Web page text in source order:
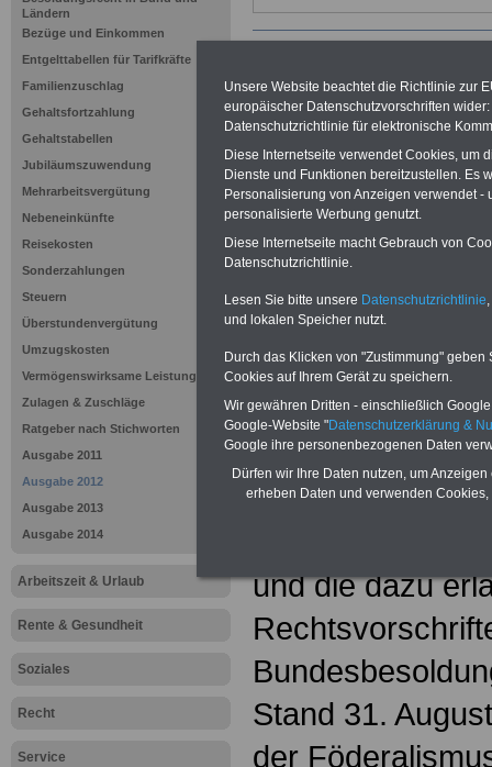
Ländern
Bezüge und Einkommen
Entgelttabellen für Tarifkräfte
Familienzuschlag
Gehaltsfortzahlung
Gehaltstabellen
Jubiläumszuwendung
Mehrarbeitsvergütung
Nebeneinkünfte
Reisekosten
Sonderzahlungen
Steuern
Überstundenvergütung
Umzugskosten
Vermögenswirksame Leistungen
Zulagen & Zuschläge
Ratgeber nach Stichworten
Ausgabe 2011
Ausgabe 2012
Ausgabe 2013
Ausgabe 2014
Arbeitszeit & Urlaub
Rente & Gesundheit
Soziales
Recht
Service
Die Besoldung
danach
Wesentliche
waren und sind
125 a
und die dazu
Stand 31.
der
Unsere Website beachtet die Richtlinie zur
europäischer Datenschutzvorschriften
Datenschutzrichtlinie für elektronische
Diese Internetseite verwendet Cookies, um
Dienste und Funktionen bereitzustellen. Es
Personalisierung von Anzeigen verwendet
personalisierte Werbung genutzt.
Diese Internetseite macht Gebrauch von
Datenschutzrichtlinie.
Lesen Sie bitte unsere Datenschutzrichtlinie
und lokalen Speicher nutzt.
Durch das Klicken von "Zustimmung"
Cookies auf Ihrem Gerät zu speichern.
Wir gewähren Dritten - einschließlich
Google-Website "Datenschutzerklärung &
Google ihre personenbezogenen Daten
Dürfen wir Ihre Daten nutzen, um
erheben Daten und verwenden